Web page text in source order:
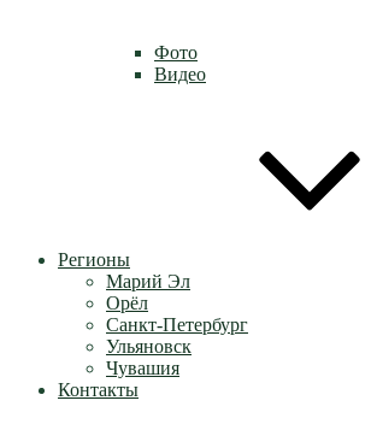
Фото
Видео
Регионы
Марий Эл
Орёл
Санкт-Петербург
Ульяновск
Чувашия
Контакты